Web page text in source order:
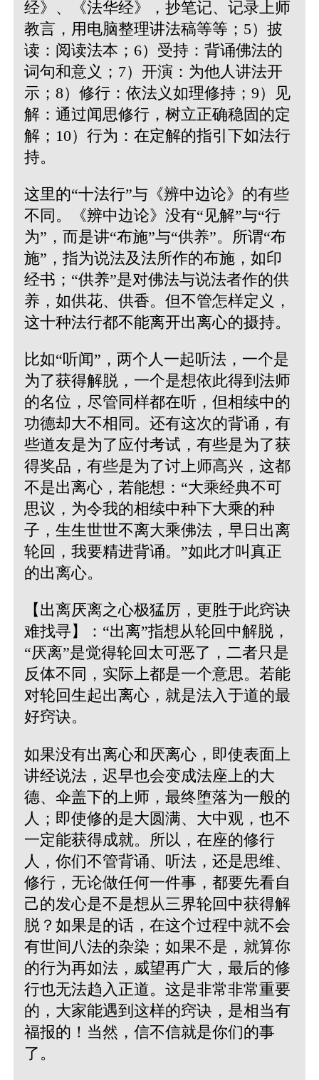
经》、《法华经》，抄笔记、记录上师
教言，用电脑整理讲法稿等等；5）披
读：阅读法本；6）受持：背诵佛法的
词句和意义；7）开演：为他人讲法开
示；8）修行：依法义如理修持；9）见
解：通过闻思修行，树立正确稳固的定
解；10）行为：在定解的指引下如法行
持。
这里的“十法行”与《辨中边论》的有些
不同。《辨中边论》没有“见解”与“行
为”，而是讲“布施”与“供养”。所谓“布
施”，指为说法及法所作的布施，如印
经书；“供养”是对佛法与说法者作的供
养，如供花、供香。但不管怎样定义，
这十种法行都不能离开出离心的摄持。
比如“听闻”，两个人一起听法，一个是
为了获得解脱，一个是想依此得到法师
的名位，尽管同样都在听，但相续中的
功德却大不相同。还有这次的背诵，有
些道友是为了应付考试，有些是为了获
得奖品，有些是为了讨上师高兴，这都
不是出离心，若能想：“大乘经典不可
思议，为令我的相续中种下大乘的种
子，生生世世不离大乘佛法，早日出离
轮回，我要精进背诵。”如此才叫真正
的出离心。
【出离厌离之心极猛厉，更胜于此窍诀
难找寻】：“出离”指想从轮回中解脱，
“厌离”是觉得轮回太可恶了，二者只是
反体不同，实际上都是一个意思。若能
对轮回生起出离心，就是法入于道的最
好窍诀。
如果没有出离心和厌离心，即使表面上
讲经说法，迟早也会变成法座上的大
德、伞盖下的上师，最终堕落为一般的
人；即使修的是大圆满、大中观，也不
一定能获得成就。所以，在座的修行
人，你们不管背诵、听法，还是思维、
修行，无论做任何一件事，都要先看自
己的发心是不是想从三界轮回中获得解
脱？如果是的话，在这个过程中就不会
有世间八法的杂染；如果不是，就算你
的行为再如法，威望再广大，最后的修
行也无法趋入正道。这是非常非常重要
的，大家能遇到这样的窍诀，是相当有
福报的！当然，信不信就是你们的事
了。